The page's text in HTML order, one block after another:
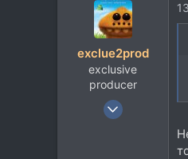
к
ц
exclue2prod
exclusive
producer
2 Мар 2007